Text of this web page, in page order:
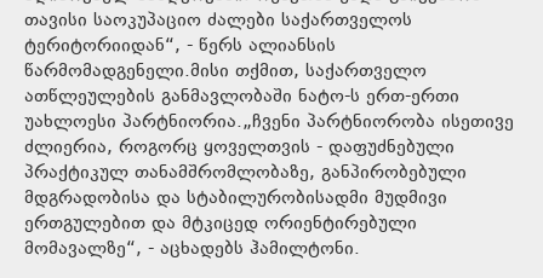
თავისი საოკუპაციო ძალები საქართველოს
ტერიტორიიდან“, - წერს ალიანსის
წარმომადგენელი.მისი თქმით, საქართველო
ათწლეულების განმავლობაში ნატო-ს ერთ-ერთი
უახლოესი პარტნიორია.„ჩვენი პარტნიორობა ისეთივე
ძლიერია, როგორც ყოველთვის - დაფუძნებული
პრაქტიკულ თანამშრომლობაზე, განპირობებული
მდგრადობისა და სტაბილურობისადმი მუდმივი
ერთგულებით და მტკიცედ ორიენტირებული
მომავალზე“, - აცხადებს ჰამილტონი.